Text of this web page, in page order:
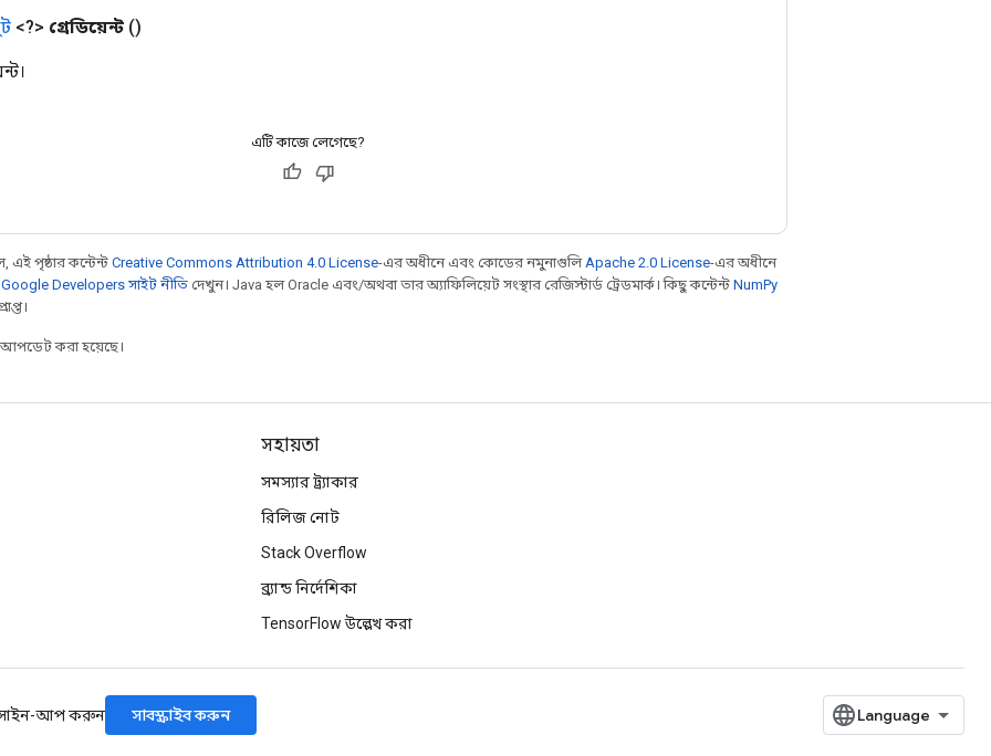
<?> গ্রেডিয়েন্ট ()
এটি কাজে লেগেছে?
এই পৃষ্ঠার কন্টেন্ট Creative Commons Attribution 4.0 License-এর অধীনে এবং কোডের নমুনাগুলি Apache 2.0 License-এর অধীনে
Google Developers সাইট নীতি দেখুন। Java হল Oracle এবং/অথবা তার অ্যাফিলিয়েট সংস্থার রেজিস্টার্ড ট্রেডমার্ক। কিছু কন্টেন্ট NumPy
আপডেট করা হয়েছে।
সহায়তা
সমস্যার ট্র্যাকার
রিলিজ নোট
Stack Overflow
ব্র্যান্ড নির্দেশিকা
TensorFlow উল্লেখ করা
সাইন-আপ করুন সাবস্ক্রাইব করুন